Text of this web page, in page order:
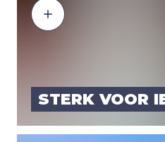
STERK VOOR